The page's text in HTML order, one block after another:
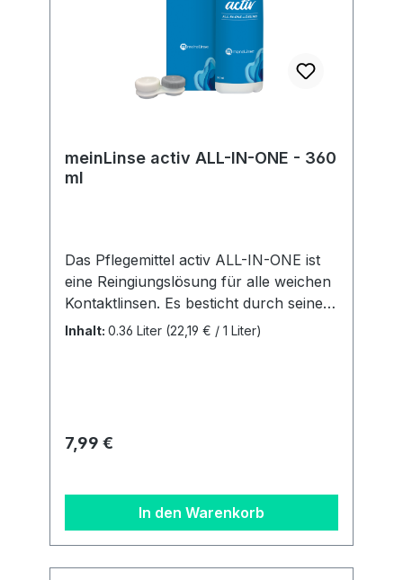
meinLinse activ ALL-IN-ONE - 360
ml
Das Pflegemittel activ ALL-IN-ONE ist
eine Reingiungslösung für alle weichen
Kontaktlinsen. Es besticht durch seine
einfache und unkomplizierte
Behälter inklusive Inhalt: 1 Flasche mit
360 ml + ein flacher Linsenbehälter
Produktsicherheitsverordnung Als
verantwortungsbewusstes
Unternehmen legen wir großen Wert
Inhalt: 0.36 Liter (22,19 € / 1 Liter)
Regulärer Preis:
7,99 €
In den Warenkorb